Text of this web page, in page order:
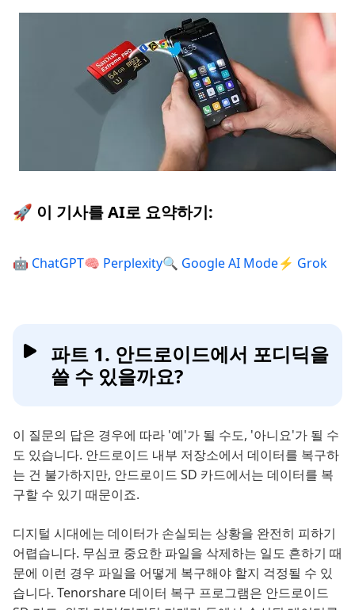
🚀 이 기사를 AI로 요약하기:
🤖 ChatGPT🧠 Perplexity🔍 Google AI Mode⚡ Grok
파트 1. 안드로이드에서 포디딕을
쓸 수 있을까요?
이 질문의 답은 경우에 따라 '예'가 될 수도, '아니요'가 될 수
도 있습니다. 안드로이드 내부 저장소에서 데이터를 복구하
는 건 불가하지만, 안드로이드 SD 카드에서는 데이터를 복
구할 수 있기 때문이죠.
디지털 시대에는 데이터가 손실되는 상황을 완전히 피하기
어렵습니다. 무심코 중요한 파일을 삭제하는 일도 흔하기 때
문에 이런 경우 파일을 어떻게 복구해야 할지 걱정될 수 있
습니다. Tenorshare 데이터 복구 프로그램은 안드로이드